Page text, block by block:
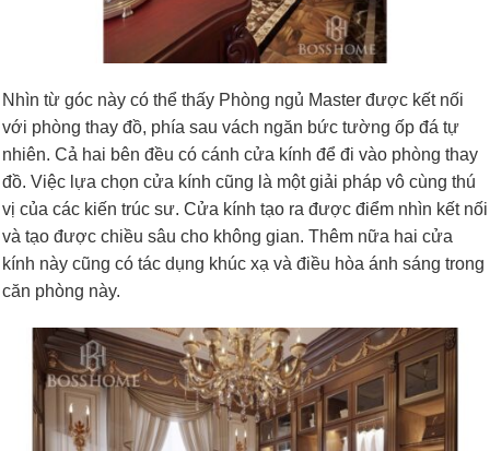
Nhìn từ góc này có thể thấy Phòng ngủ Master được kết nối
với phòng thay đồ, phía sau vách ngăn bức tường ốp đá tự
nhiên. Cả hai bên đều có cánh cửa kính để đi vào phòng thay
đồ. Việc lựa chọn cửa kính cũng là một giải pháp vô cùng thú
vị của các kiến trúc sư. Cửa kính tạo ra được điểm nhìn kết nối
và tạo được chiều sâu cho không gian. Thêm nữa hai cửa
kính này cũng có tác dụng khúc xạ và điều hòa ánh sáng trong
căn phòng này.